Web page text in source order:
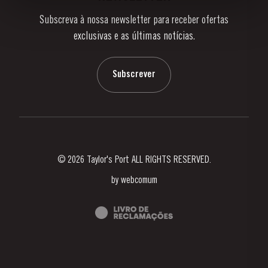
Notícias e Eventos
Subscreva à nossa newsletter para receber ofertas
exclusivas e as últimas notícias.
Subscrever
© 2026 Taylor's Port ALL RIGHTS RESERVED.
by webcomum